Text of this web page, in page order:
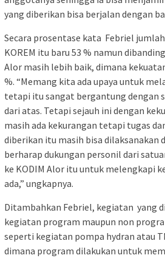
yang diberikan bisa berjalan dengan
Secara prosentase kata Febriel
KOREM itu baru 53 % namun
Alor masih lebih baik, dimana
%. “Memang kita ada upaya untuk
tetapi itu sangat bergantung dengan
dari atas. Tetapi sejauh ini dengan
masih ada kekurangan tetapi tugas
diberikan itu masih bisa dilaksanakan
berharap dukungan personil dari
ke KODIM Alor itu untuk melengkapi
ada,” ungkapnya.
Ditambahkan Febriel, kegiatan yang
kegiatan program maupun non
seperti kegiatan pompa hydran atau
dimana program dilakukan untuk